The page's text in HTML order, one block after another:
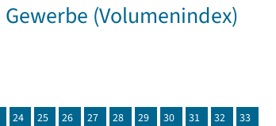
(Volumenindex)
24 25 26 27 28 29 30 31 32 33